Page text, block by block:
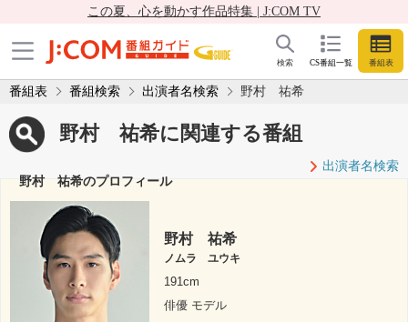
この夏、心を動かす作品特集 | J:COM TV
CS番組一覧 番組表
検索
番組表 番組検索 出演者名検索 野村 祐希
野村 祐希に関連する番組
出演者名検索
野村 祐希のプロフィール
野村 祐希
ノムラ ユウキ
191cm
俳優 モデル